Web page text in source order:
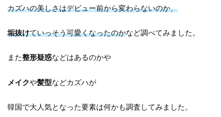
カズハの美しさはデビュー前から変わらないのか、
垢抜けていっそう可愛くなったのかなど調べてみました。
また整形疑惑などはあるのかや
メイクや髪型などカズハが
韓国で大人気となった要素は何かも調査してみました。